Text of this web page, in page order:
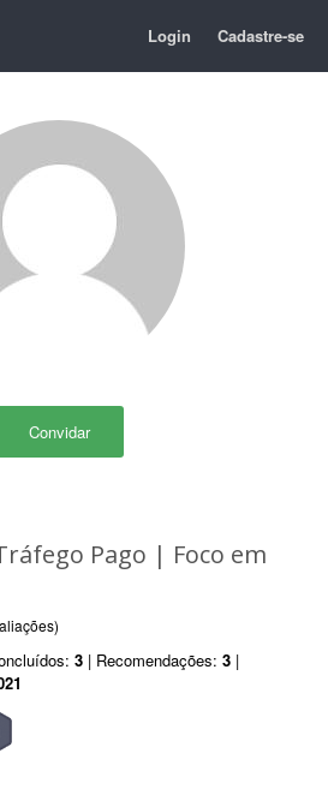
Login Cadastre-se
Convidar
Pago | Foco em
3 | Recomendações: 3 |